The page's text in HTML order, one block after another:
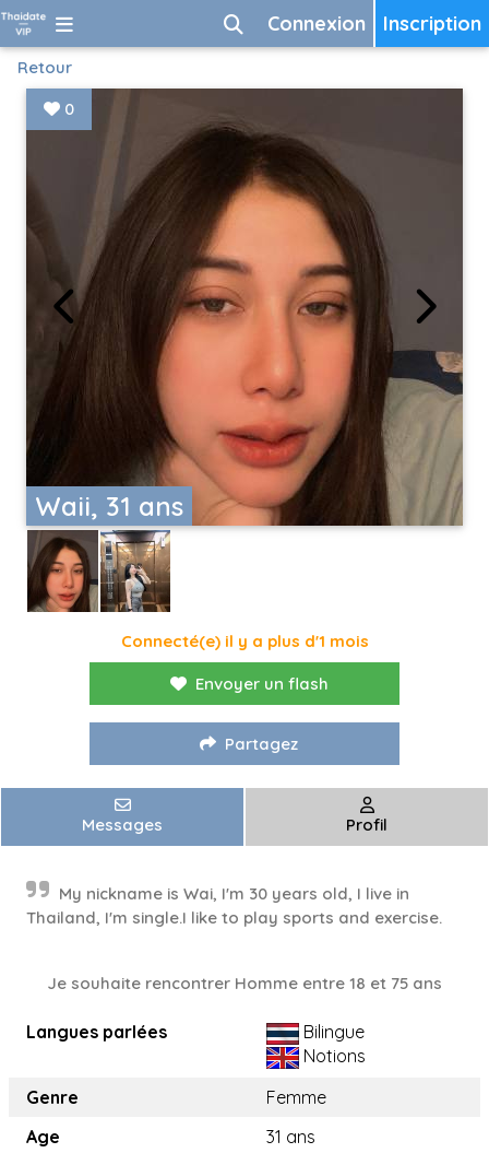
Inscription
Connexion
Retour
Waii, 31 ans
0
Connecté(e) il y a plus d'1 mois
Envoyer un flash
Partagez
Messages Profil
My nickname is Wai, I'm 30 years old, I live in
Thailand, I'm single.I like to play sports and exercise.
Je souhaite rencontrer Homme entre 18 et 75 ans
Langues parlées
Bilingue
Notions
Genre
Femme
Age
31 ans